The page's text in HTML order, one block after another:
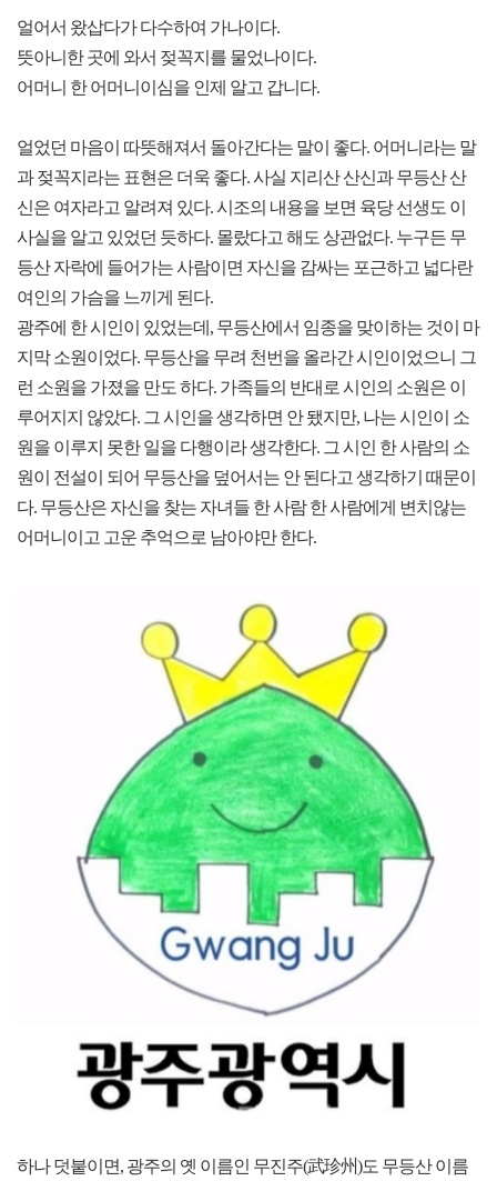
얼어서 왔삽다가 다수하여 가나이다.
뜻아니한 곳에 와서 젖꼭지를 물었나이다.
어머니 한 어머니이심을 인제 알고 갑니다.
얼었던 마음이 따뜻해져서 돌아간다는 말이 좋다. 어머니라는 말
과 젖꼭지라는 표현은 더욱 좋다. 사실 지리산 산신과 무등산 산
신은 여자라고 알려져 있다. 시조의 내용을 보면 육당 선생도 이
사실을 알고 있었던 듯하다. 몰랐다고 해도 상관없다. 누구든 무
등산 자락에 들어가는 사람이면 자신을 감싸는 포근하고 넓다란
여인의 가슴을 느끼게 된다.
광주에 한 시인이 있었는데, 무등산에서 임종을 맞이하는 것이 마
지막 소원이었다. 무등산을 무려 천번을 올라간 시인이었으니 그
런 소원을 가졌을 만도 하다. 가족들의 반대로 시인의 소원은 이
루어지지 않았다. 그 시인을 생각하면 안 됐지만, 나는 시인이 소
원을 이루지 못한 일을 다행이라 생각한다. 그 시인 한 사람의 소
원이 전설이 되어 무등산을 덮어서는 안 된다고 생각하기 때문이
다. 무등산은 자신을 찾는 자녀들 한 사람 한 사람에게 변치않는
어머니이고 고운 추억으로 남아야만 한다.
하나 덧붙이면, 광주의 옛 이름인 무진주(武珍州)도 무등산 이름